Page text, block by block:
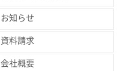
お知らせ
資料請求
会社概要